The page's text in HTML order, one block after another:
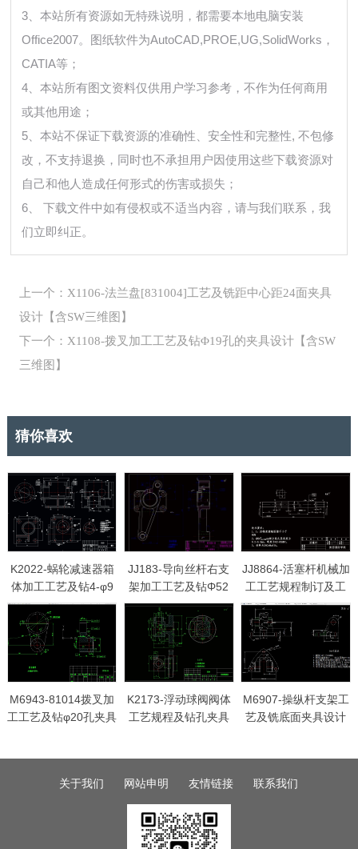
3、本站所有资源如无特殊说明，都需要本地电脑安装
Office2007。图纸软件为AutoCAD,PROE,UG,SolidWorks，
CATIA等；
4、本站所有图文资料仅供用户学习参考，不作为任何商用
或其他用途；
5、本站不保证下载资源的准确性、安全性和完整性, 不包修
改，不支持退换，同时也不承担用户因使用这些下载资源对
自己和他人造成任何形式的伤害或损失；
6、 下载文件中如有侵权或不适当内容，请与我们联系，我
们立即纠正。
上一个：X1106-法兰盘[831004]工艺及铣距中心距24面夹具
设计【含SW三维图】
下一个：X1108-拨叉加工工艺及钻Φ19孔的夹具设计【含SW
三维图】
猜你喜欢
K2022-蜗轮减速器箱
体加工工艺及钻4-φ9
孔夹具设计
JJ183-导向丝杆右支
架加工工艺及钻Φ52
孔夹具设计[含工艺流
程图]
JJ8864-活塞杆机械加
工工艺规程制订及工
序工艺装备设计
M6943-81014拨叉加
工工艺及钻φ20孔夹具
K2173-浮动球阀阀体
工艺规程及钻孔夹具
M6907-操纵杆支架工
艺及铣底面夹具设计
关于我们 网站申明 友情链接 联系我们